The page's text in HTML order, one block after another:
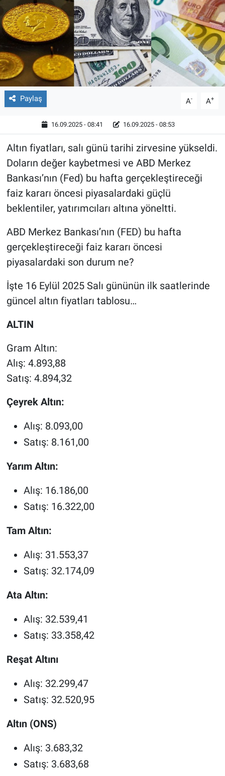
Paylaş A- A+
16.09.2025 - 08:41 16.09.2025 - 08:53
Altın fiyatları, salı günü tarihi zirvesine yükseldi.
Doların değer kaybetmesi ve ABD Merkez
Bankası’nın (Fed) bu hafta gerçekleştireceği
faiz kararı öncesi piyasalardaki güçlü
beklentiler, yatırımcıları altına yöneltti.
ABD Merkez Bankası’nın (FED) bu hafta
gerçekleştireceği faiz kararı öncesi
piyasalardaki son durum ne?
İşte 16 Eylül 2025 Salı gününün ilk saatlerinde
güncel altın fiyatları tablosu…
ALTIN
Gram Altın:
Alış: 4.893,88
Satış: 4.894,32
Çeyrek Altın:
Alış: 8.093,00
Satış: 8.161,00
Yarım Altın:
Alış: 16.186,00
Satış: 16.322,00
Tam Altın:
Alış: 31.553,37
Satış: 32.174,09
Ata Altın:
Alış: 32.539,41
Satış: 33.358,42
Reşat Altını
Alış: 32.299,47
Satış: 32.520,95
Altın (ONS)
Alış: 3.683,32
Satış: 3.683,68